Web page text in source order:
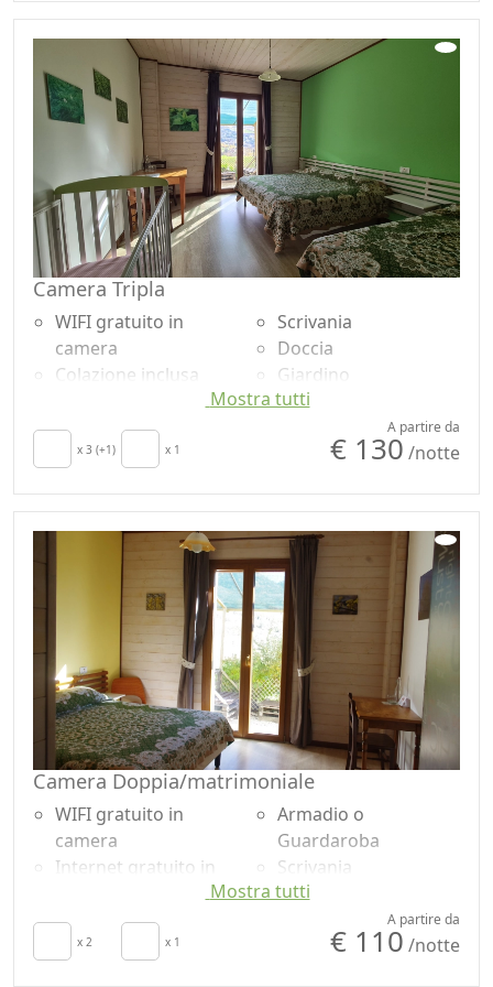
Camera Tripla
WIFI gratuito in
camera
Colazione inclusa
Asciugacapelli
Asciugamani
Armadio o
Guardaroba
Scrivania
Doccia
Giardino
Vista giardino
Lenzuola in cotone o
Mostra tutti
x 3 (+1) x 1
A partire da
€ 130 /notte
Camera Doppia/matrimoniale
WIFI gratuito in
camera
Internet gratuito in
Colazione inclusa
Culla
Armadio o
Guardaroba
Scrivania
Doccia
Vista giardino
Accessibilità
Mostra tutti
x 2 x 1
A partire da
€ 110 /notte